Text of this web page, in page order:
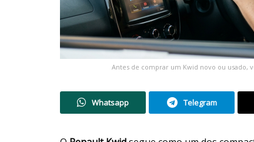
Antes de comprar um Kwid novo ou usado,
Whatsapp Telegram